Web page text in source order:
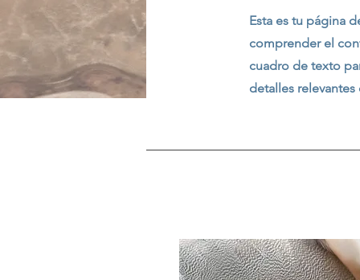
Esta es tu página
comprender el
cuadro de texto
detalles